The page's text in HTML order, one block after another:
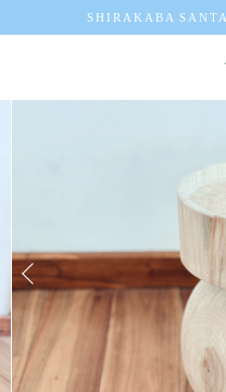
SHIRAKABA